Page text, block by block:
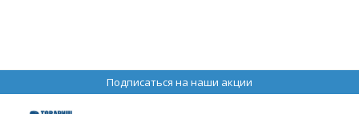
Подписаться на наши акции